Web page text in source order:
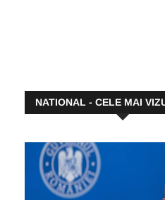
NATIONAL - CELE MAI